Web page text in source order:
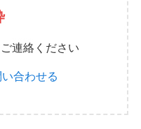
連絡ください
合わせる